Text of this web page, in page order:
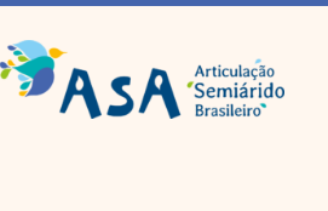
Pular
o
conteúdo